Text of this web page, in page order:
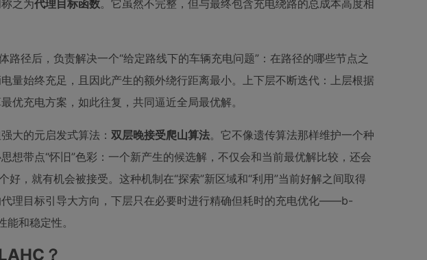
之为代理目标函数。它虽然不完整，但与最终包含充电绕路的总成本高度相
径后，负责解决一个“给定路线下的车辆充电问题”：在路径的哪些节点之
量始终充足，且因此产生的额外绕行距离最小。上下层不断迭代：上层根据
优充电方案，如此往复，共同逼近全局最优解。
大的元启发式算法： 双层晚接受爬山算法。它不像遗传算法那样维护一个种
想带点“怀旧”色彩：一个新产生的候选解，不仅会和当前最优解比较，还会
，就有机会被接受。这种机制在“探索”新区域和“利用”当前好解之间取得
理目标引导大方向，下层只在必要时进行精确但耗时的充电优化——b-
和稳定性。
？